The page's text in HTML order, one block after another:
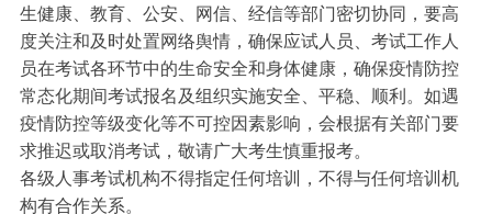
生健康、教育、公安、网信、经信等部门密切协同，要高
度关注和及时处置网络舆情，确保应试人员、考试工作人
员在考试各环节中的生命安全和身体健康，确保疫情防控
常态化期间考试报名及组织实施安全、平稳、顺利。如遇
疫情防控等级变化等不可控因素影响，会根据有关部门要
求推迟或取消考试，敬请广大考生慎重报考。
各级人事考试机构不得指定任何培训，不得与任何培训机
构有合作关系。